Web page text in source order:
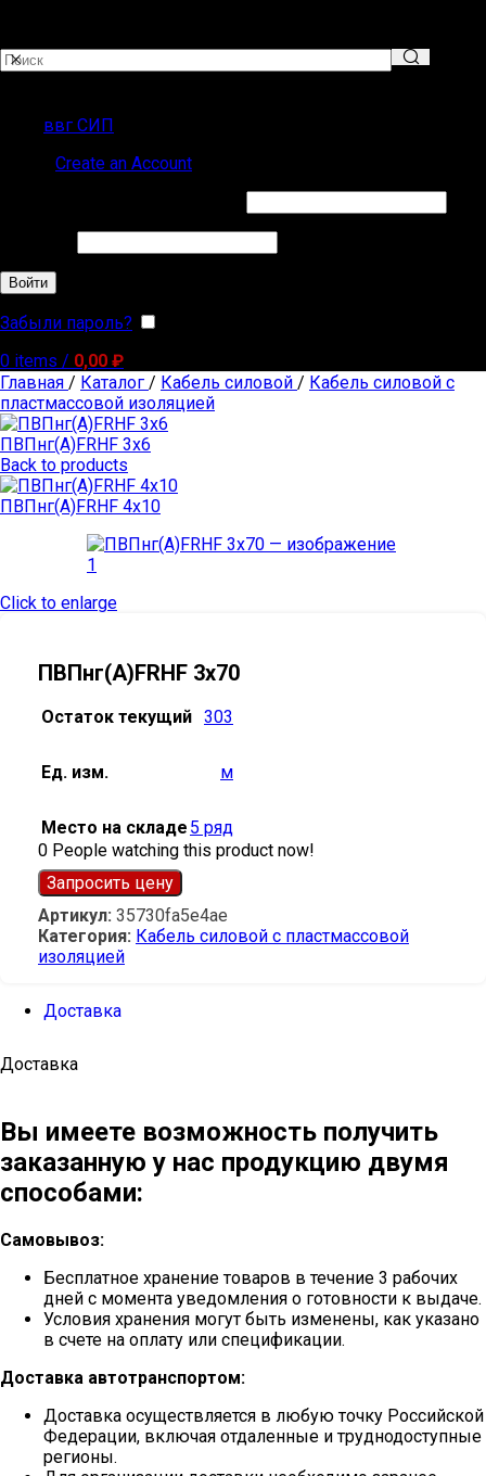
ввг СИП
Create an Account
Войти
Забыли пароль?
0 items / 0,00 ₽
Главная / Каталог / Кабель силовой / Кабель силовой с
пластмассовой изоляцией
ПВПнг(А)FRHF 3х6
Back to products
ПВПнг(А)FRHF 4х10
Click to enlarge
ПВПнг(А)FRHF 3х70
Остаток текущий 303
Ед. изм. м
Место на складе 5 ряд
0 People watching this product now!
Запросить цену
Артикул: 35730fa5e4ae
Категория: Кабель силовой с пластмассовой
изоляцией
Доставка
Доставка
Вы имеете возможность получить
заказанную у нас продукцию двумя
способами:
Самовывоз:
Бесплатное хранение товаров в течение 3 рабочих
дней с момента уведомления о готовности к выдаче.
Условия хранения могут быть изменены, как указано
в счете на оплату или спецификации.
Доставка автотранспортом:
Доставка осуществляется в любую точку Российской
Федерации, включая отдаленные и труднодоступные
регионы.